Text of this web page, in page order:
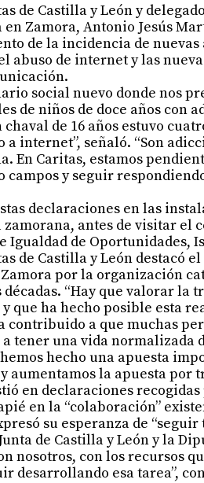
de Castilla y León y
Zamora, Antonio Jesús
de la incidencia de
abuso de internet y las
social nuevo donde nos
de niños de doce años con
de 16 años estuvo
internet”, señaló. “Son
En Caritas, estamos
campos y seguir
declaraciones en las
antes de visitar el
Igualdad de Oportunidades,
de Castilla y León destacó
por la organización
“Hay que valorar la
que ha hecho posible esta
contribuido a que muchas
tener una vida normalizada
hecho una apuesta
aumentamos la apuesta por
en declaraciones
en la “colaboración”
su esperanza de
de Castilla y León y la
nosotros, con los recursos
desarrollando esa tarea”,